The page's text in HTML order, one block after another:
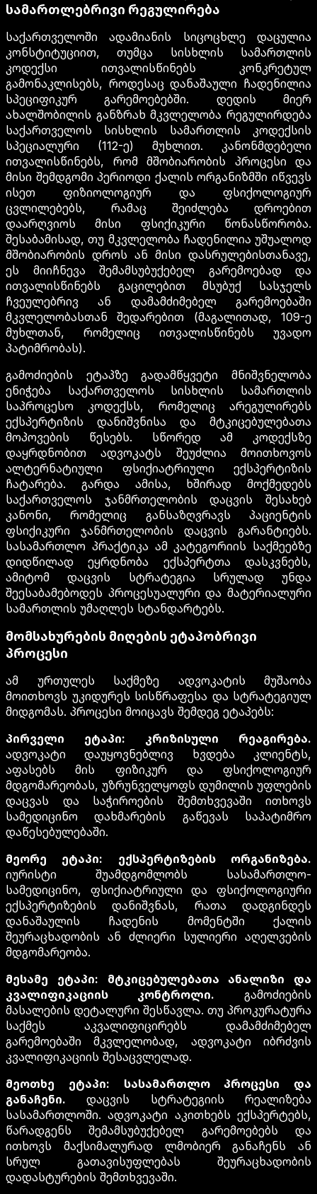
სამართლებრივი რეგულირება
საქართველოში ადამიანის სიცოცხლე დაცულია
კონსტიტუციით, თუმცა სისხლის სამართლის
კოდექსი ითვალისწინებს კონკრეტულ
გამონაკლისებს, როდესაც დანაშაული ჩადენილია
სპეციფიკურ გარემოებებში. დედის მიერ
ახალშობილის განზრახ მკვლელობა რეგულირდება
საქართველოს სისხლის სამართლის კოდექსის
სპეციალური (112-ე) მუხლით. კანონმდებელი
ითვალისწინებს, რომ მშობიარობის პროცესი და
მისი შემდგომი პერიოდი ქალის ორგანიზმში იწვევს
ისეთ ფიზიოლოგიურ და ფსიქოლოგიურ
ცვლილებებს, რამაც შეიძლება დროებით
დაარღვიოს მისი ფსიქიკური წონასწორობა.
შესაბამისად, თუ მკვლელობა ჩადენილია უშუალოდ
მშობიარობის დროს ან მისი დასრულებისთანავე,
ეს მიიჩნევა შემამსუბუქებელ გარემოებად და
ითვალისწინებს გაცილებით მსუბუქ სასჯელს
ჩვეულებრივ ან დამამძიმებელ გარემოებაში
მკვლელობასთან შედარებით (მაგალითად, 109-ე
მუხლთან, რომელიც ითვალისწინებს უვადო
პატიმრობას).
გამოძიების ეტაპზე გადამწყვეტი მნიშვნელობა
ენიჭება საქართველოს სისხლის სამართლის
საპროცესო კოდექსს, რომელიც არეგულირებს
ექსპერტიზის დანიშვნისა და მტკიცებულებათა
მოპოვების წესებს. სწორედ ამ კოდექსზე
დაყრდნობით ადვოკატს შეუძლია მოითხოვოს
ალტერნატიული ფსიქიატრიული ექსპერტიზის
ჩატარება. გარდა ამისა, ხშირად მოქმედებს
საქართველოს ჯანმრთელობის დაცვის შესახებ
კანონი, რომელიც განსაზღვრავს პაციენტის
ფსიქიკური ჯანმრთელობის დაცვის გარანტიებს.
სასამართლო პრაქტიკა ამ კატეგორიის საქმეებზე
დიდწილად ეყრდნობა ექსპერტთა დასკვნებს,
ამიტომ დაცვის სტრატეგია სრულად უნდა
შეესაბამებოდეს პროცესუალური და მატერიალური
სამართლის უმაღლეს სტანდარტებს.
მომსახურების მიღების ეტაპობრივი
პროცესი
ამ ურთულეს საქმეზე ადვოკატის მუშაობა
მოითხოვს უკიდურეს სისწრაფესა და სტრატეგიულ
მიდგომას. პროცესი მოიცავს შემდეგ ეტაპებს:
პირველი ეტაპი: კრიზისული რეაგირება.
ადვოკატი დაუყოვნებლივ ხვდება კლიენტს,
აფასებს მის ფიზიკურ და ფსიქოლოგიურ
მდგომარეობას, უზრუნველყოფს დუმილის უფლების
დაცვას და საჭიროების შემთხვევაში ითხოვს
სამედიცინო დახმარების გაწევას საპატიმრო
დაწესებულებაში.
მეორე ეტაპი: ექსპერტიზების ორგანიზება.
იურისტი შუამდგომლობს სასამართლო-
სამედიცინო, ფსიქიატრიული და ფსიქოლოგიური
ექსპერტიზების დანიშვნას, რათა დადგინდეს
დანაშაულის ჩადენის მომენტში ქალის
შეურაცხადობის ან ძლიერი სულიერი აღელვების
მდგომარეობა.
მესამე ეტაპი: მტკიცებულებათა ანალიზი და
კვალიფიკაციის კონტროლი. გამოძიების
მასალების დეტალური შესწავლა. თუ პროკურატურა
საქმეს აკვალიფიცირებს დამამძიმებელ
გარემოებაში მკვლელობად, ადვოკატი იბრძვის
კვალიფიკაციის შესაცვლელად.
მეოთხე ეტაპი: სასამართლო პროცესი და
განაჩენი. დაცვის სტრატეგიის რეალიზება
სასამართლოში. ადვოკატი აკითხებს ექსპერტებს,
წარადგენს შემამსუბუქებელ გარემოებებს და
ითხოვს მაქსიმალურად ლმობიერ განაჩენს ან
სრულ გათავისუფლებას შეურაცხადობის
დადასტურების შემთხვევაში.